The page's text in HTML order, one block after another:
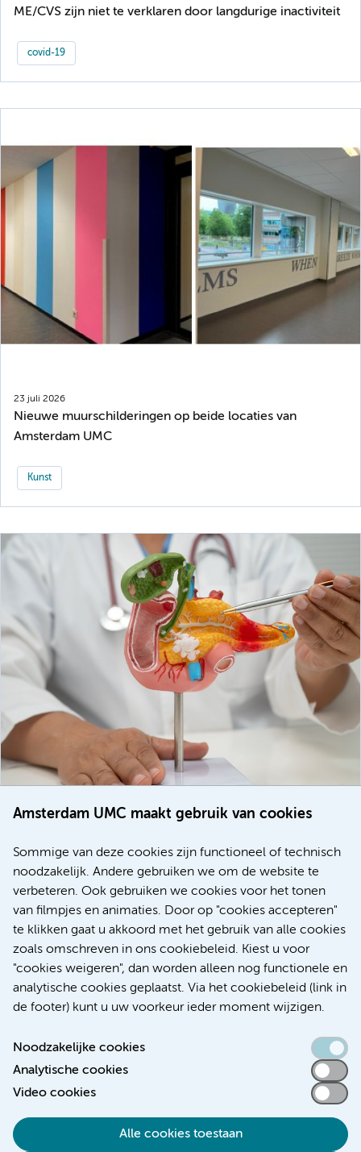
Amsterdam UMC maakt gebruik van cookies
Sommige van deze cookies zijn functioneel of technisch
noodzakelijk. Andere gebruiken we om de website te
verbeteren. Ook gebruiken we cookies voor het tonen
van filmpjes en animaties. Door op "cookies accepteren"
te klikken gaat u akkoord met het gebruik van alle cookies
zoals omschreven in ons cookiebeleid. Kiest u voor
"cookies weigeren", dan worden alleen nog functionele en
analytische cookies geplaatst. Via het cookiebeleid (link in
de footer) kunt u uw voorkeur ieder moment wijzigen.
Noodzakelijke cookies
Analytische cookies
Video cookies
Alle cookies toestaan
ME/CVS zijn niet te verklaren door langdurige inactiviteit
covid-19
23 juli 2026
Nieuwe muurschilderingen op beide locaties van
Amsterdam UMC
Kunst
voor patiënten met alvleesklierkanker verbeteren
Meer
Toegankelijkheidsverklaring
Algemene privacyverklaring